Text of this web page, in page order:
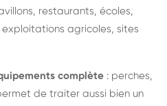
restaurants, écoles,
exploitations agricoles, sites
complète : perches,
de traiter aussi bien un